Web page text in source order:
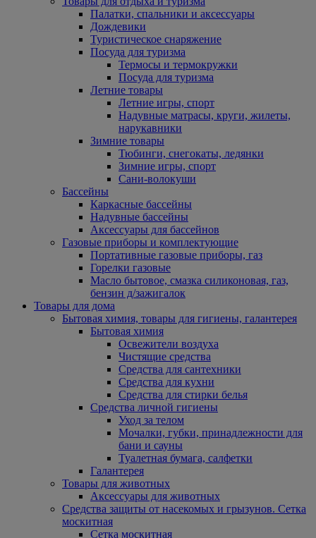
Палатки, спальники и аксессуары
Дождевики
Туристическое снаряжение
Посуда для туризма
Термосы и термокружки
Посуда для туризма
Летние товары
Летние игры, спорт
Надувные матрасы, круги, жилеты,
нарукавники
Зимние товары
Тюбинги, снегокаты, ледянки
Зимние игры, спорт
Сани-волокуши
Бассейны
Каркасные бассейны
Надувные бассейны
Аксессуары для бассейнов
Газовые приборы и комплектующие
Портативные газовые приборы, газ
Горелки газовые
Масло бытовое, смазка силиконовая, газ,
бензин д/зажигалок
Товары для дома
Бытовая химия, товары для гигиены, галантерея
Бытовая химия
Освежители воздуха
Чистящие средства
Средства для сантехники
Средства для кухни
Средства для стирки белья
Средства личной гигиены
Уход за телом
Мочалки, губки, принадлежности для
бани и сауны
Туалетная бумага, салфетки
Галантерея
Товары для животных
Аксессуары для животных
Средства защиты от насекомых и грызунов. Сетка
москитная
Сетка москитная